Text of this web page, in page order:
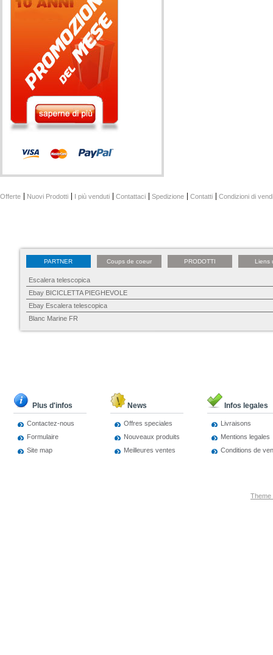
Offerte Nuovi Prodotti I più venduti Contattaci Spedizione Contatti Condizioni di
PARTNER Coups de coeur PRODOTTI Liens
Escalera telescopica
Ebay BICICLETTA PIEGHEVOLE
Ebay Escalera telescopica
Blanc Marine FR
Plus d'infos
Contactez-nous
Formulaire
Site map
News
Offres speciales
Nouveaux produits
Meilleures ventes
Infos legales
Livraisons
Mentions legales
Conditions de
Theme